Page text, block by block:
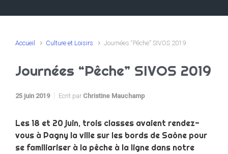
Accueil Culture et Loisirs Journées “Pêche” SIVOS 2019
Journées “Pêche” SIVOS 2019
25 juin 2019 Ecrit par Christine Mauchamp
Les 18 et 20 juin, trois classes avaient rendez-
vous à Pagny la ville sur les bords de Saône pour
se familiariser à la pêche à la ligne dans notre